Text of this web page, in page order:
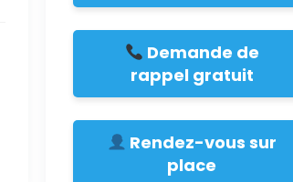
Demande de
rappel gratuit
Rendez-vous sur
place